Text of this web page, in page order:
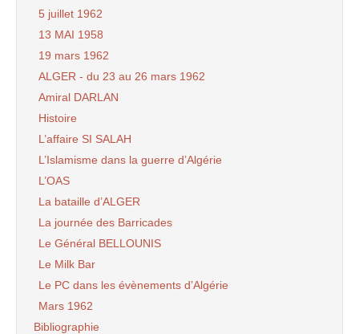
5 juillet 1962
13 MAI 1958
19 mars 1962
ALGER - du 23 au 26 mars 1962
Amiral DARLAN
Histoire
L’affaire SI SALAH
L’Islamisme dans la guerre d’Algérie
L’OAS
La bataille d’ALGER
La journée des Barricades
Le Général BELLOUNIS
Le Milk Bar
Le PC dans les évènements d’Algérie
Mars 1962
Bibliographie